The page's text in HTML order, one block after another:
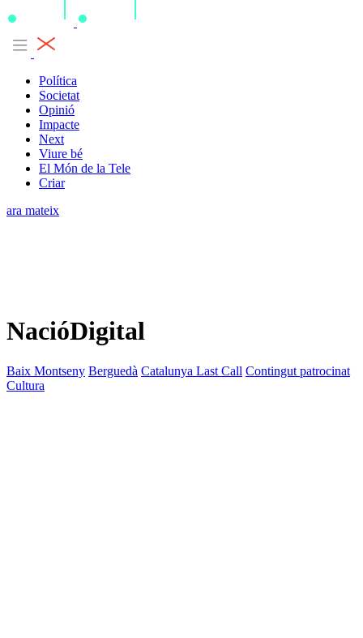
Política
Societat
Opinió
Impacte
Next
Viure bé
El Món de la Tele
Criar
ara mateix
NacióDigital
Baix Montseny Berguedà Catalunya Last Call Contingut patrocinat
Cultura